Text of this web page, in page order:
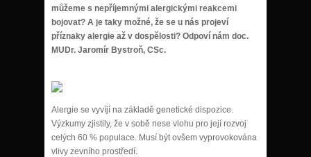
můžeme s nepříjemnými alergickými reakcemi
bojovat? A je taky možné, že se u nás projeví
příznaky alergie až v dospělosti? Odpoví nám doc.
MUDr. Jaromír Bystroň, CSc.
Alergie se vyvíjí na základě genetické dispozice.
Výzkumy zjistily, že v sobě nese vlohu pro její rozvoj
celých 60 % populace. Musí být ovšem vyprovokována
vlivy zevního prostředí.